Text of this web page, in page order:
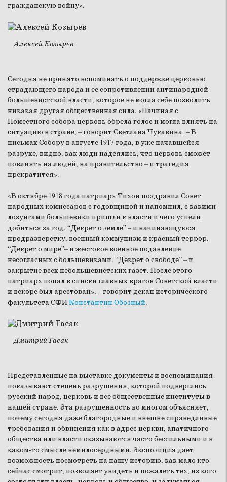
гражданскую войну».
Алексей Козырев
Сегодня не принято вспоминать о поддержке церковью
страдающего народа и ее сопротивлении антинародной
большевистской власти, которое не могла себе позволить
никакая другая общественная сила. «Начиная с
Поместного собора церковь обрела голос и могла влиять на
ситуацию в стране, – говорит Светлана Чукавина. – В
письмах Собору в августе 1917 года, в уже начавшейся
разрухе, видно, как люди надеялись, что церковь сможет
повлиять на людей, на правительство – и трагедия
прекратится».
«В октябре 1918 года патриарх Тихон поздравил Совет
народных комиссаров с годовщиной и напомнил, с какими
лозунгами большевики пришли к власти и чего успели
добиться за год. “Декрет о земле” – и начинающуюся
продразверстку, военный коммунизм и красный террор.
“Декрет о мире”– и жестокое военное подавление
несогласных с большевиками. “Декрет о свободе” – и
закрытие всех небольшевистских газет. После этого
патриарх попал в списки главных врагов Советской власти
и вскоре был арестован», – говорит декан исторического
факультета СФИКонстантин Обозный.
Дмитрий Гасак
Представленные на выставке документы и воспоминания
показывают степень разрушения, которой подверглись
русский народ, церковь и все общественные институты в
нашей стране. Эта разрушенность во многом объясняет,
почему сегодня даже благородные и внешне справедливые
требования и обвинения как в адрес церкви, апатичного
общества или власти оказываются часто бессильными и в
каком-то смысле немилосердными. Экспозиция дает
возможность посмотреть на нашу историю, как мало кто
сейчас смотрит, позволяет увидеть и пожалеть тех, из кого